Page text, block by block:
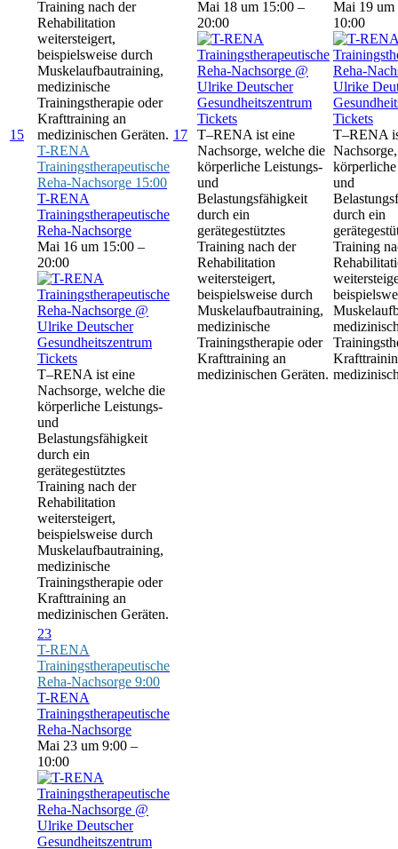
15
Training nach der
Rehabilitation
weitersteigert,
beispielsweise durch
Muskelaufbautraining,
medizinische
Trainingstherapie oder
Krafttraining an
medizinischen Geräten.
T-RENA
Trainingstherapeutische
Reha-Nachsorge 15:00
T-RENA
Trainingstherapeutische
Reha-Nachsorge
Mai 16 um 15:00 –
20:00
Tickets
T–RENA ist eine
Nachsorge, welche die
körperliche Leistungs-
und
Belastungsfähigkeit
durch ein
gerätegestütztes
Training nach der
Rehabilitation
weitersteigert,
beispielsweise durch
Muskelaufbautraining,
medizinische
Trainingstherapie oder
Krafttraining an
medizinischen Geräten.
17
Mai 18 um 15:00 –
20:00
Tickets
T–RENA ist eine
Nachsorge, welche die
körperliche Leistungs-
und
Belastungsfähigkeit
durch ein
gerätegestütztes
Training nach der
Rehabilitation
weitersteigert,
beispielsweise durch
Muskelaufbautraining,
medizinische
Trainingstherapie oder
Krafttraining an
medizinischen Geräten.
Mai 19 um
10:00
Tickets
T–RENA
und
durch ein
Training
23
T-RENA
Trainingstherapeutische
Reha-Nachsorge 9:00
T-RENA
Trainingstherapeutische
Reha-Nachsorge
Mai 23 um 9:00 –
10:00